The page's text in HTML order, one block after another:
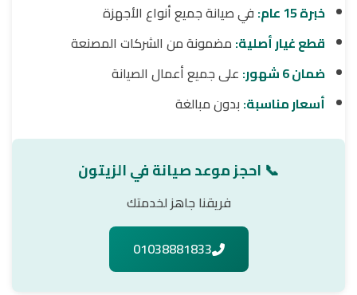
خبرة 15 عام:
في صيانة جميع أنواع الأجهزة
قطع غيار أصلية: مضمونة من الشركات المصنعة
ضمان 6 شهور:
على جميع أعمال الصيانة
أسعار مناسبة: بدون مبالغة
📞 احجز موعد صيانة في الزيتون
فريقنا جاهز لخدمتك
01038881833